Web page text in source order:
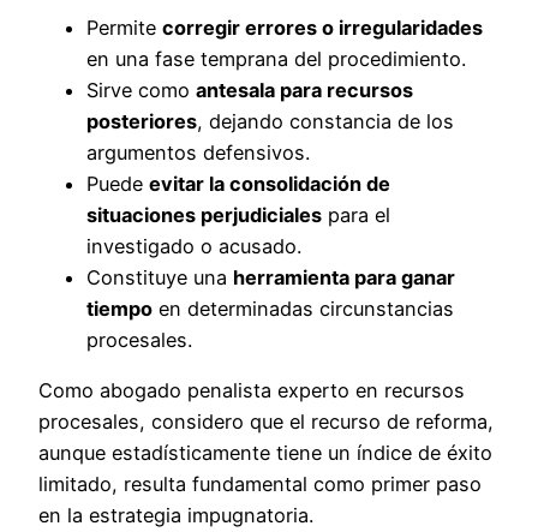
Permite corregir errores o irregularidades
en una fase temprana del procedimiento.
Sirve como antesala para recursos
posteriores, dejando constancia de los
argumentos defensivos.
Puede evitar la consolidación de
situaciones perjudiciales para el
investigado o acusado.
Constituye una herramienta para ganar
tiempo en determinadas circunstancias
procesales.
Como abogado penalista experto en recursos
procesales, considero que el recurso de reforma,
aunque estadísticamente tiene un índice de éxito
limitado, resulta fundamental como primer paso
en la estrategia impugnatoria.